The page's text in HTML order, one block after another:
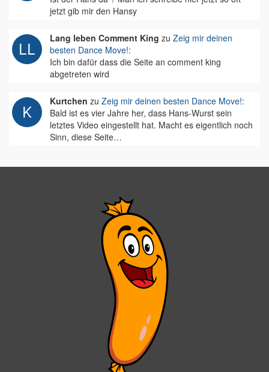
jetzt gib mir den Hansy
Lang leben Comment King zu Zeig mir deinen
besten Dance Move!:
Ich bin dafür dass die Seite an comment king
abgetreten wird
Kurtchen zu Zeig mir deinen besten Dance Move!:
Bald ist es vier Jahre her, dass Hans-Wurst sein
letztes Video eingestellt hat. Macht es eigentlich noch
Sinn, diese Seite…